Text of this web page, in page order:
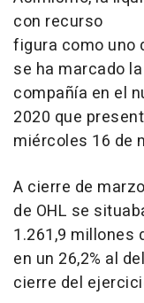
con recurso
figura como uno
se ha marcado la
compañía en el
2020 que
miércoles 16 de
A cierre de
de OHL se
1.261,9 millones
en un 26,2% al del
cierre del